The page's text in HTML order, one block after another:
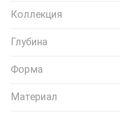
Коллекция
Глубина
Форма
Материал